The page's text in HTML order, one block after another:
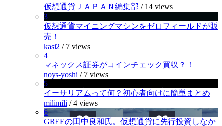
仮想通貨ＪＡＰＡＮ編集部 / 14 views
3
仮想通貨マイニングマシンをゼロフィールドが販
売！
kasi2 / 7 views
4
マネックス証券がコインチェック買収？！
noys-yoshi / 7 views
5
イーサリアムって何？初心者向けに簡単まとめ
milimili /4 views
6
GREEの田中良和氏。仮想通貨に先行投資しなか